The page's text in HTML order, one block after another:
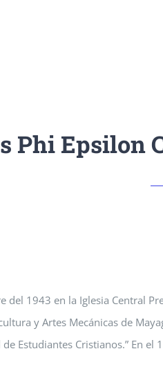
Phi Epsilon
1943 en la Iglesia Central
y Artes Mecánicas de
Estudiantes Cristianos.” En el